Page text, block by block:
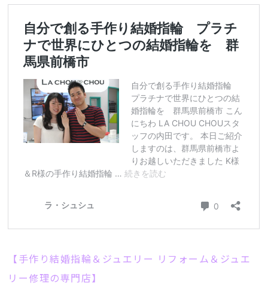
【手作り結婚指輪＆ジュエリー リフォーム＆ジュエ
リー修理の専門店】